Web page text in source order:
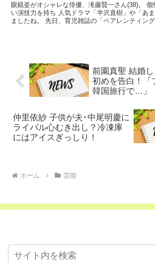
眼鏡姿がオシャレな俳優、滝藤賢一さん(38)。
い演技力を持ち 人気ドラマ「半沢直樹」や「あ
ましたね。 先日、育児雑誌の「ペアレンティング
前園真聖 結婚
初めを告白！「
韓国旅行で…」
仲里依紗 子供が夫･中尾明慶に
ライバル心むき出し？冷凍庫
にはアイスぎっしり！
ホーム 芸能